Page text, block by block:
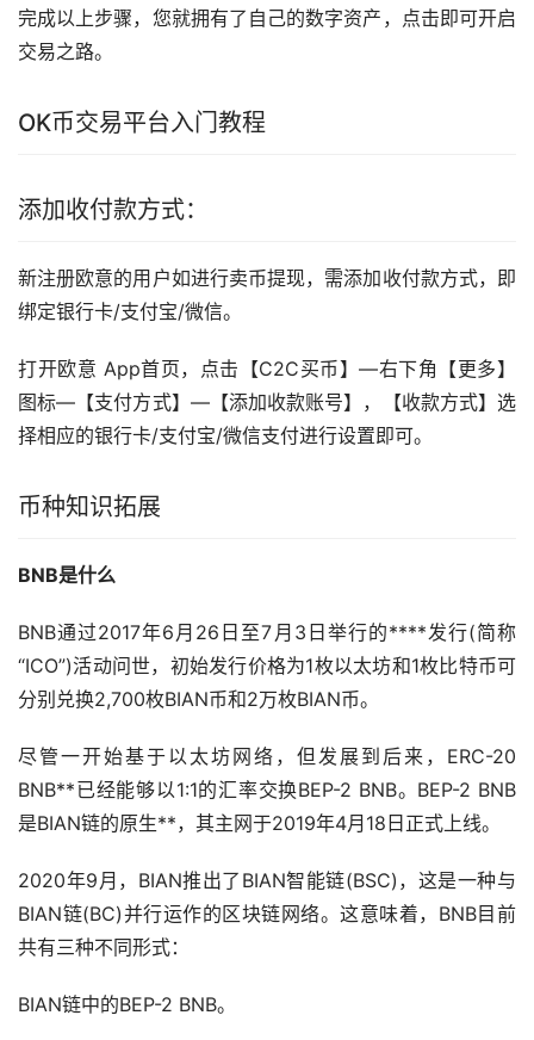
完成以上步骤，您就拥有了自己的数字资产，点击即可开启
交易之路。
OK币交易平台入门教程
添加收付款方式：
新注册欧意的用户如进行卖币提现，需添加收付款方式，即
绑定银行卡/支付宝/微信。
打开欧意 App首页，点击【C2C买币】—右下角【更多】
图标—【支付方式】—【添加收款账号】，【收款方式】选
择相应的银行卡/支付宝/微信支付进行设置即可。
币种知识拓展
BNB是什么
BNB通过2017年6月26日至7月3日举行的****发行(简称
“ICO”)活动问世，初始发行价格为1枚以太坊和1枚比特币可
分别兑换2,700枚BIAN币和2万枚BIAN币。
尽管一开始基于以太坊网络，但发展到后来，ERC-20
BNB**已经能够以1:1的汇率交换BEP-2 BNB。BEP-2 BNB
是BIAN链的原生**，其主网于2019年4月18日正式上线。
2020年9月，BIAN推出了BIAN智能链(BSC)，这是一种与
BIAN链(BC)并行运作的区块链网络。这意味着，BNB目前
共有三种不同形式：
BIAN链中的BEP-2 BNB。